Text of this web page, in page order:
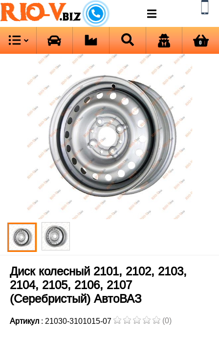
RIO-V.biz
0
Диск колесный 2101, 2102, 2103,
2104, 2105, 2106, 2107
(Серебристый) АвтоВАЗ
Артикул : 21030-3101015-07 (0)